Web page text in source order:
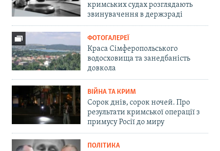
кримських судах розглядають
звинувачення в держзраді
ФОТОГАЛЕРЕЇ
Краса Сімферопольського
водосховища та занедбаність
довкола
ВІЙНА ТА КРИМ
Сорок днів, сорок ночей. Про
результати кримської операції з
примусу Росії до миру
ПОЛІТИКА